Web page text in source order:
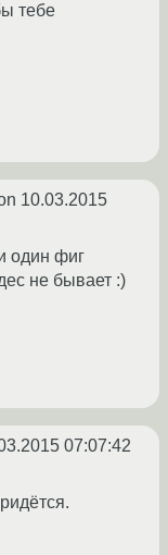
тебе
10.03.2015
один фиг
не бывает :)
07:07:42